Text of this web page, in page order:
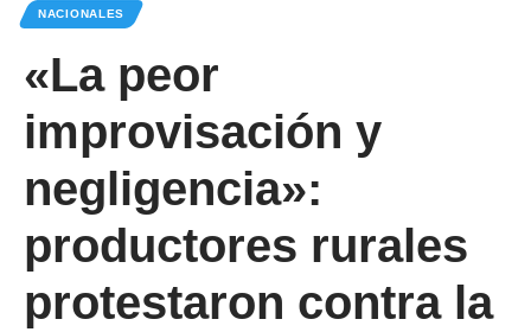
NACIONALES
«La peor
improvisación y
negligencia»:
productores rurales
protestaron contra la